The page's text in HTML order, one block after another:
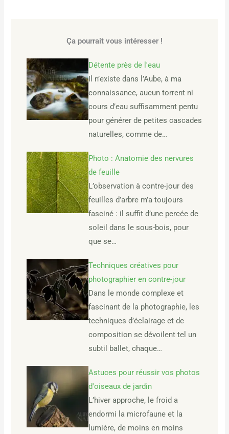
Ça pourrait vous intéresser !
Détente près de l'eau
Il n’existe dans l’Aube, à ma
connaissance, aucun torrent ni
cours d’eau suffisamment pentu
pour générer de petites cascades
naturelles, comme de…
Photo : Anatomie des nervures
de feuille
L’observation à contre-jour des
feuilles d’arbre m’a toujours
fasciné : il suffit d’une percée de
soleil dans le sous-bois, pour
que se…
Techniques créatives pour
photographier en contre-jour
Dans le monde complexe et
fascinant de la photographie, les
techniques d’éclairage et de
composition se dévoilent tel un
subtil ballet, chaque…
Astuces pour réussir vos photos
d'oiseaux de jardin
L’hiver approche, le froid a
endormi la microfaune et la
lumière, de moins en moins